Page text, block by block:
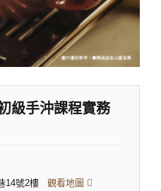
級手沖課程實務
14號2樓 觀看地圖